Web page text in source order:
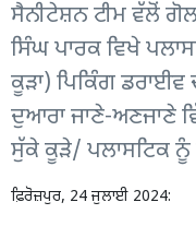
ਸੈਨੀਟੇਸ਼ਨ ਟੀਮ ਵੱਲੋਂ
ਸਿੰਘ ਪਾਰਕ ਵਿਖੇ
ਕੂੜਾ) ਪਿਕਿੰਗ
ਦੁਆਰਾ ਜਾਣੇ-ਅਣਜਾਣੇ
ਸੁੱਕੇ ਕੂੜੇ/ ਪਲਾਸਟਿਕ
ਫ਼ਿਰੋਜ਼ਪੁਰ, 24 ਜੁਲਾਈ 2024: